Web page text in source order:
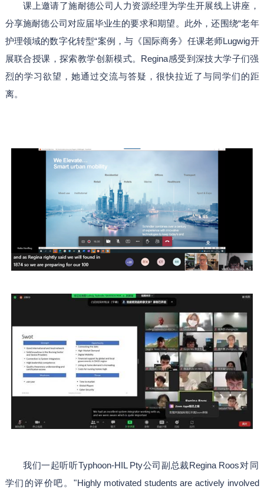
课上邀请了施耐德公司人力资源经理为学生开展线上讲座，
分享施耐德公司对应届毕业生的要求和期望。此外，还围绕“老年
护理领域的数字化转型“案例，与《国际商务》任课老师Lugwig开
展联合授课，探索教学创新模式。Regina感受到深技大学子们强
烈的学习欲望，她通过交流与答疑，很快拉近了与同学们的距
离。
我们一起听听Typhoon-HIL Pty公司副总裁Regina Roos对同
学们的评价吧。"Highly motivated students are actively involved